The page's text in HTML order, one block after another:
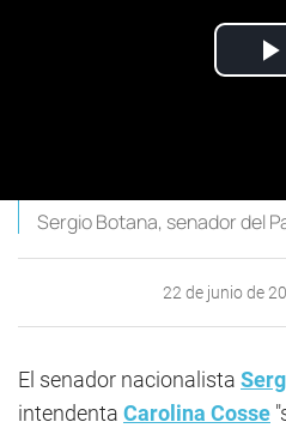
Sergio Botana, senador del
22 de junio de
El senador nacionalista
intendenta Carolina Cosse